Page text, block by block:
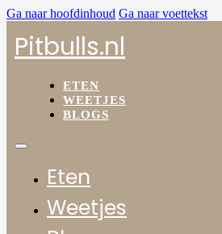
Ga naar hoofdinhoud Ga naar voettekst
Pitbulls.nl
ETEN
WEETJES
BLOGS
Eten
Weetjes